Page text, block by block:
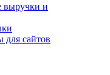
выручки и
сайтов